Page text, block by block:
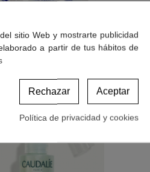
ACEITE DE OZONO 15 ML
€
sitio Web y mostrarte publicidad
a partir de tus hábitos de
Aceptar
Rechazar
Política de privacidad y cookies